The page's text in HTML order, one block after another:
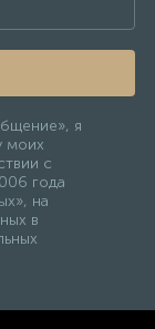
я
моих
с
года
на
в